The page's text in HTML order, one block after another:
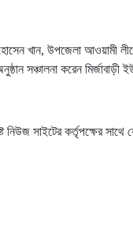
খান, উপজেলা আওয়ামী
সঞ্চালনা করেন মির্জাবাড়ী
নিউজ সাইটের কর্তৃপক্ষের